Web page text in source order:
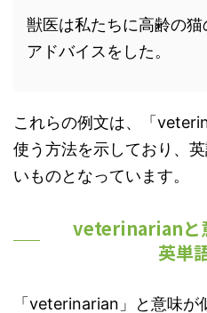
獣医は私たちに高齢の
アドバイスをした。
これらの例文は、「
使う方法を示しており、
いものとなっています。
veterinarianと
英単
「veterinarian」と意味が